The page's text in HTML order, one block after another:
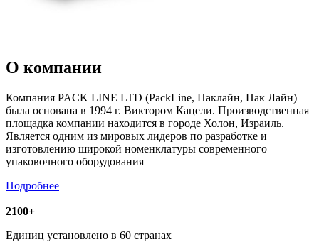
О компании
Компания PACK LINE LTD (PackLine, Паклайн, Пак Лайн)
была основана в 1994 г. Виктором Кацели. Производственная
площадка компании находится в городе Холон, Израиль.
Является одним из мировых лидеров по разработке и
изготовлению широкой номенклатуры современного
упаковочного оборудования
Подробнее
2100+
Единиц установлено в 60 странах